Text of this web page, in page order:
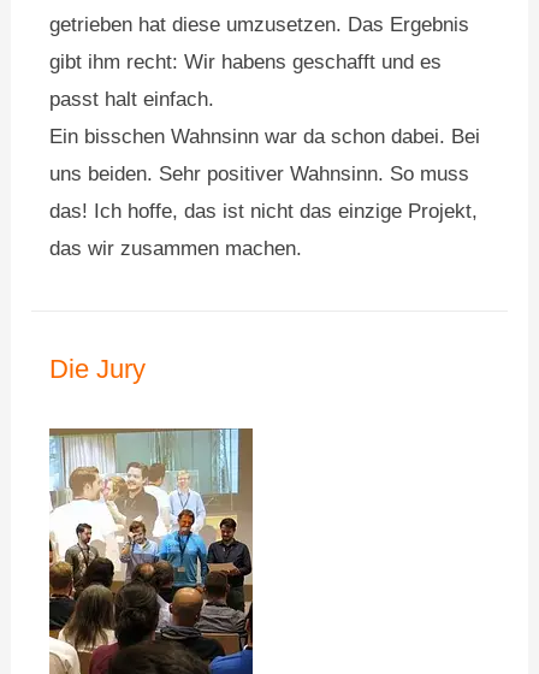
getrieben hat diese umzusetzen. Das Ergebnis
gibt ihm recht: Wir habens geschafft und es
passt halt einfach.
Ein bisschen Wahnsinn war da schon dabei. Bei
uns beiden. Sehr positiver Wahnsinn. So muss
das! Ich hoffe, das ist nicht das einzige Projekt,
das wir zusammen machen.
Die Jury